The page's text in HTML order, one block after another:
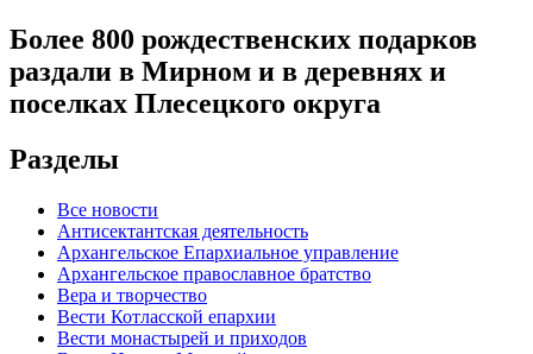
Более 800 рождественских подарков
раздали в Мирном и в деревнях и
поселках Плесецкого округа
Разделы
Все новости
Антисектантская деятельность
Архангельское Епархиальное управление
Архангельское православное братство
Вера и творчество
Вести Котласской епархии
Вести монастырей и приходов